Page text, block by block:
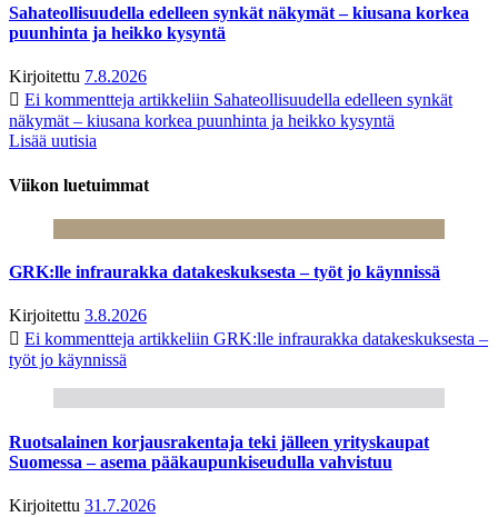
Sahateollisuudella edelleen synkät näkymät – kiusana korkea
puunhinta ja heikko kysyntä
Kirjoitettu 7.8.2026
Ei kommentteja artikkeliin Sahateollisuudella edelleen synkät
näkymät – kiusana korkea puunhinta ja heikko kysyntä
Lisää uutisia
Viikon luetuimmat
GRK:lle infraurakka datakeskuksesta – työt jo käynnissä
Kirjoitettu 3.8.2026
Ei kommentteja artikkeliin GRK:lle infraurakka datakeskuksesta –
työt jo käynnissä
Ruotsalainen korjausrakentaja teki jälleen yrityskaupat
Suomessa – asema pääkaupunkiseudulla vahvistuu
Kirjoitettu 31.7.2026